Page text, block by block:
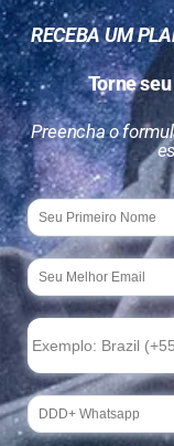
RECEBA UM
Torne
Preencha o